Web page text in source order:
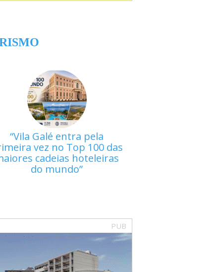
Vila Galé entra pela
vez no Top 100 das
cadeias hoteleiras
do mundo
PUB